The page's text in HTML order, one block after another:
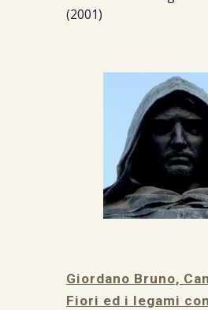
(2001)
Giordano Bruno,
Fiori ed i legami